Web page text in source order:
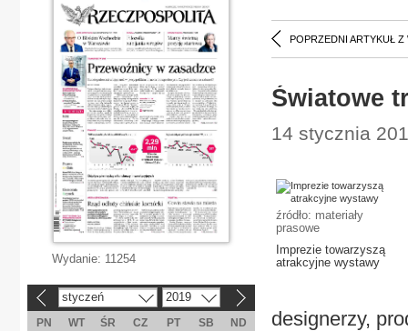
POPRZEDNI ARTYKUŁ Z
Światowe
14 stycznia
źródło: materiały
prasowe
Imprezie towarzyszą
atrakcyjne wystawy
designerzy,
Wydanie: 11254
styczeń 2019
PN WT ŚR CZ PT SB
ND